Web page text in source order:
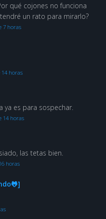
qué cojones no funciona
un rato para mirarlo?
7 horas
horas
ya es para sospechar.
14 horas
las tetas bien.
horas